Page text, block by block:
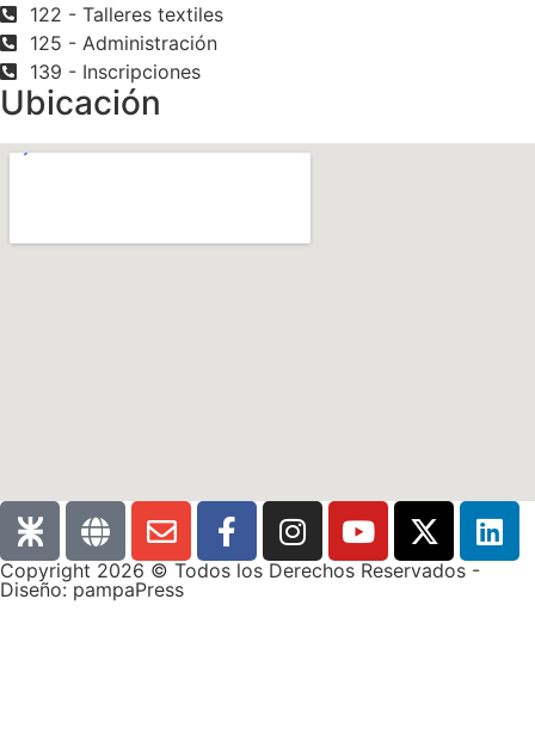
122 - Talleres textiles
125 - Administración
139 - Inscripciones
Ubicación
Copyright 2026 © Todos los Derechos Reservados -
Diseño: pampaPress